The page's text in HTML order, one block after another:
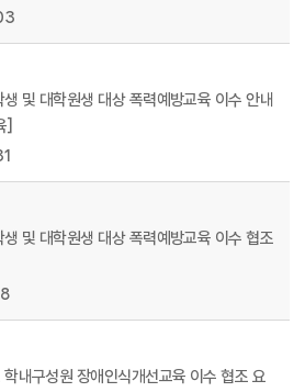
및 대학원생 대상 폭력예방교육 이수 안내
]
및 대학원생 대상 폭력예방교육 이수 협조
내구성원 장애인식개선교육 이수 협조 요